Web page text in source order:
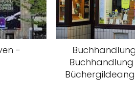
-